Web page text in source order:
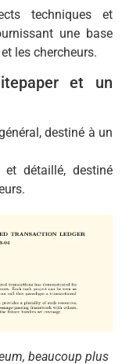
techniques et
une base
les chercheurs.
et un
destiné à un
détaillé, destiné
beaucoup plus